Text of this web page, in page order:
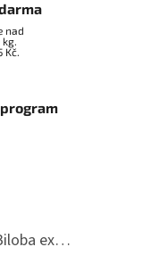
nad
Kč.
Golden Nature Ginkgo Biloba extrakt 50:1 60mg, 100 kapslí